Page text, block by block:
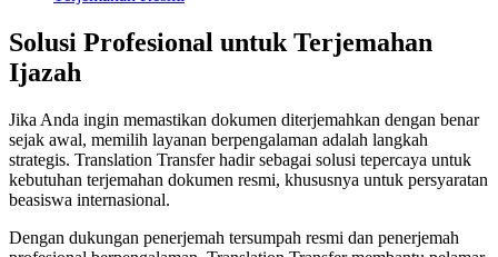
Solusi Profesional untuk Terjemahan
Ijazah
Jika Anda ingin memastikan dokumen diterjemahkan dengan benar
sejak awal, memilih layanan berpengalaman adalah langkah
strategis. Translation Transfer hadir sebagai solusi tepercaya untuk
kebutuhan terjemahan dokumen resmi, khususnya untuk persyaratan
beasiswa internasional.
Dengan dukungan penerjemah tersumpah resmi dan penerjemah